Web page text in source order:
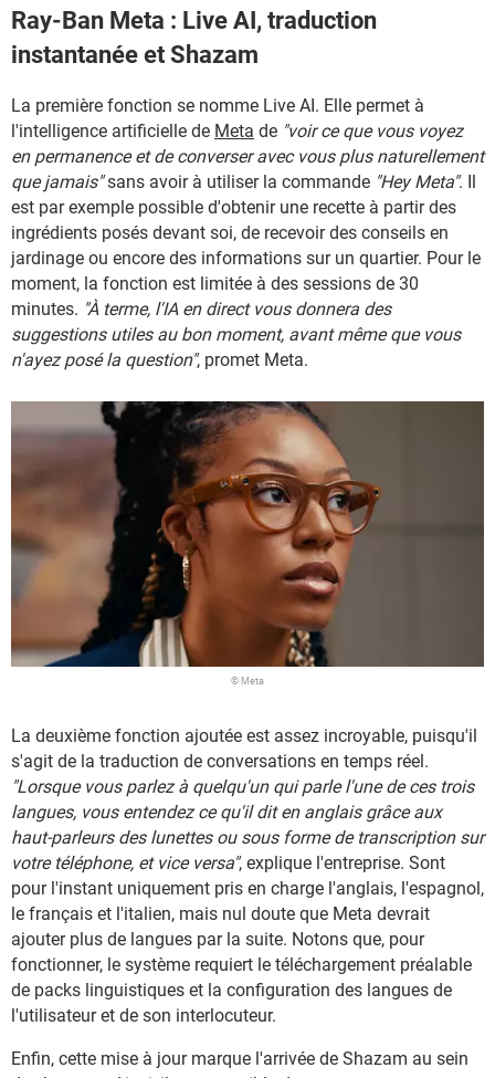
Ray-Ban Meta : Live AI, traduction
instantanée et Shazam
La première fonction se nomme Live AI. Elle permet à
l'intelligence artificielle de Meta de "voir ce que vous voyez
en permanence et de converser avec vous plus naturellement
que jamais"sans avoir à utiliser la commande "Hey Meta". Il
est par exemple possible d'obtenir une recette à partir des
ingrédients posés devant soi, de recevoir des conseils en
jardinage ou encore des informations sur un quartier. Pour le
moment, la fonction est limitée à des sessions de 30
minutes. "À terme, l'IA en direct vous donnera des
suggestions utiles au bon moment, avant même que vous
n'ayez posé la question", promet Meta.
© Meta
La deuxième fonction ajoutée est assez incroyable, puisqu'il
s'agit de la traduction de conversations en temps réel.
"Lorsque vous parlez à quelqu'un qui parle l'une de ces trois
langues, vous entendez ce qu'il dit en anglais grâce aux
haut-parleurs des lunettes ou sous forme de transcription sur
votre téléphone, et vice versa", explique l'entreprise. Sont
pour l'instant uniquement pris en charge l'anglais, l'espagnol,
le français et l'italien, mais nul doute que Meta devrait
ajouter plus de langues par la suite. Notons que, pour
fonctionner, le système requiert le téléchargement préalable
de packs linguistiques et la configuration des langues de
l'utilisateur et de son interlocuteur.
Enfin, cette mise à jour marque l'arrivée de Shazam au sein